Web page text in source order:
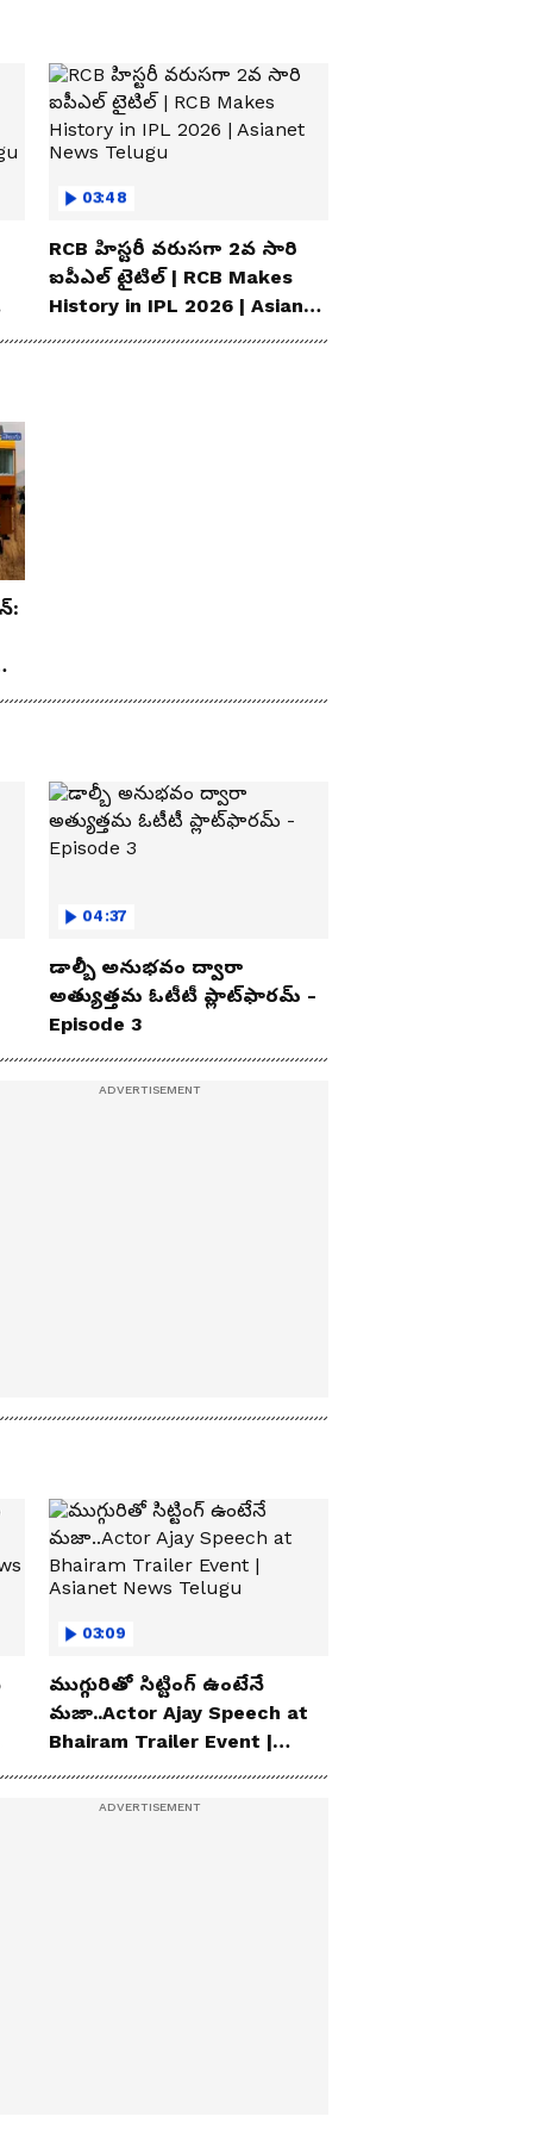
03:48
RCB హిస్టరీ వరుసగా 2వ సారి
ఐపీఎల్ టైటిల్ | RCB Makes
History in IPL 2026 | Asianet
News Telugu
04:37
డాల్బీ అనుభవం ద్వారా
అత్యుత్తమ ఓటీటీ ప్లాట్‌ఫారమ్ -
Episode 3
03:09
ముగ్గురితో సిట్టింగ్ ఉంటేనే
మజా..Actor Ajay Speech at
Bhairam Trailer Event |
Asianet News Telugu